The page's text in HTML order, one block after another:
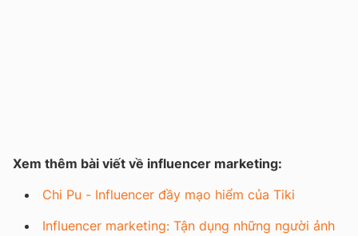
Xem thêm bài viết về influencer marketing:
Chi Pu - Influencer đầy mạo hiểm của Tiki
Influencer marketing: Tận dụng những người ảnh